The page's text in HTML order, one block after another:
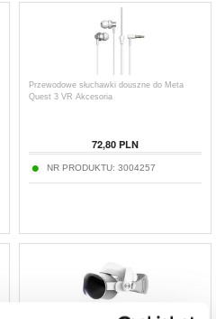
Przewodowe słuchawki douszne do Meta
Quest 3 VR Akcesoria
72,80 PLN
NR PRODUKTU: 3004257